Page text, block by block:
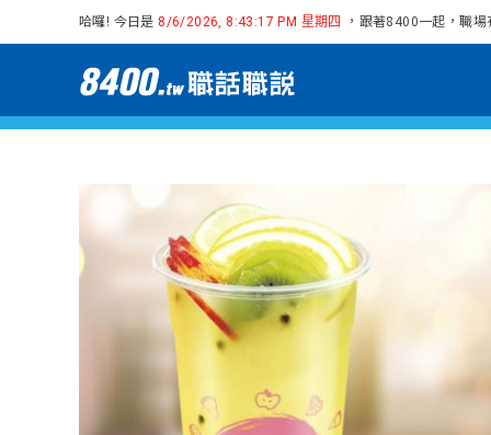
哈囉! 今日是 8/6/2026, 8:43:18 PM 星期四 ，跟著8400一起，職